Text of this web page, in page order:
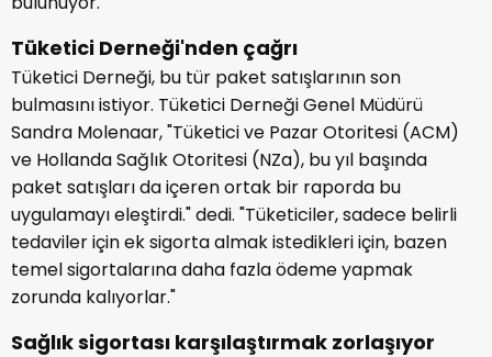
Tüketici Derneği'nden çağrı
Tüketici Derneği, bu tür paket satışlarının son
bulmasını istiyor. Tüketici Derneği Genel Müdürü
Sandra Molenaar, "Tüketici ve Pazar Otoritesi (ACM)
ve Hollanda Sağlık Otoritesi (NZa), bu yıl başında
paket satışları da içeren ortak bir raporda bu
uygulamayı eleştirdi." dedi. "Tüketiciler, sadece belirli
tedaviler için ek sigorta almak istedikleri için, bazen
temel sigortalarına daha fazla ödeme yapmak
zorunda kalıyorlar."
Sağlık sigortası karşılaştırmak zorlaşıyor